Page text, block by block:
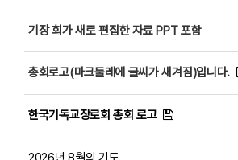
기장 회가 새로 편집한 자료 PPT 포함
총회로고(마크둘레에 글씨가 새겨짐)입니다.
한국기독교장로회 총회 로고